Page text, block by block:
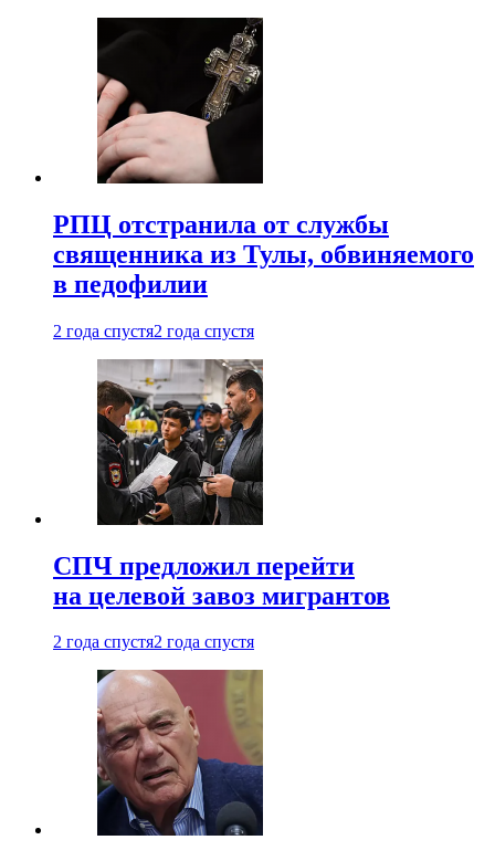
РПЦ отстранила от службы
священника из Тулы, обвиняемого
в педофилии
2 года спустя2 года спустя
СПЧ предложил перейти
на целевой завоз мигрантов
2 года спустя2 года спустя